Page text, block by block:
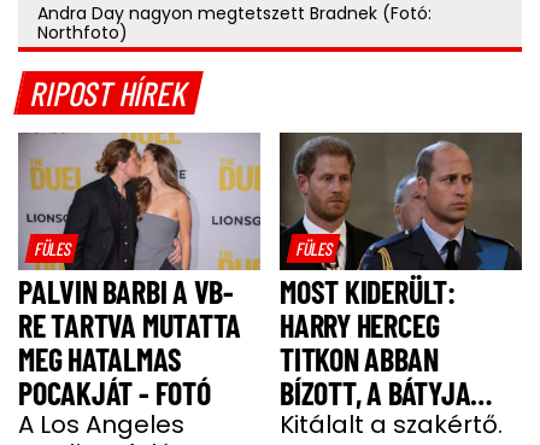
Andra Day nagyon megtetszett Bradnek (Fotó:
Northfoto)
RIPOST HÍREK
FÜLES
PALVIN BARBI A VB-
RE TARTVA MUTATTA
MEG HATALMAS
POCAKJÁT - FOTÓ
A Los Angeles
FÜLES
MOST KIDERÜLT:
HARRY HERCEG
TITKON ABBAN
BÍZOTT, A BÁTYJA
KÖNYÖRÖGNI FOG NEKI
Kitálalt a szakértő.